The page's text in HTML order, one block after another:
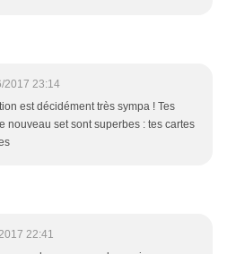
2017 23:14
est décidément très sympa ! Tes
nouveau set sont superbes : tes cartes
22:41